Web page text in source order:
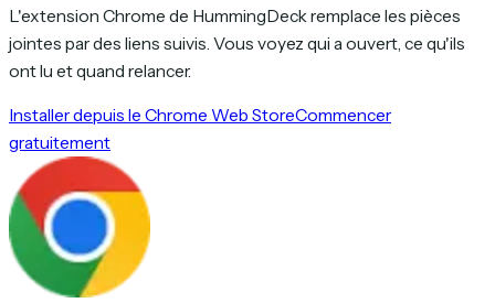
L'extension Chrome de HummingDeck remplace les pièces
jointes par des liens suivis. Vous voyez qui a ouvert, ce qu'ils
ont lu et quand relancer.
Installer depuis le Chrome Web StoreCommencer
gratuitement